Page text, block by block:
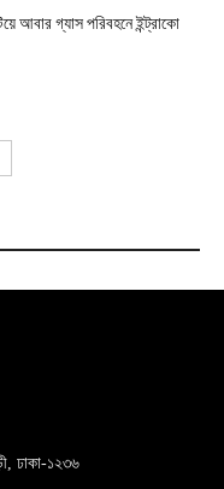
আবার গ্যাস পরিবহনে ইন্ট্রাকো
ঢাকা-১২৩৬